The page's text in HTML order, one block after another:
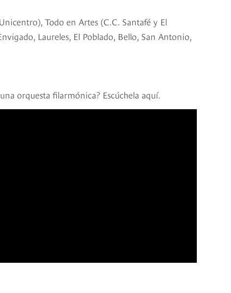
Todo en Artes (C.C. Santafé y El
Laureles, El Poblado, Bello, San Antonio,
orquesta filarmónica? Escúchela aquí.